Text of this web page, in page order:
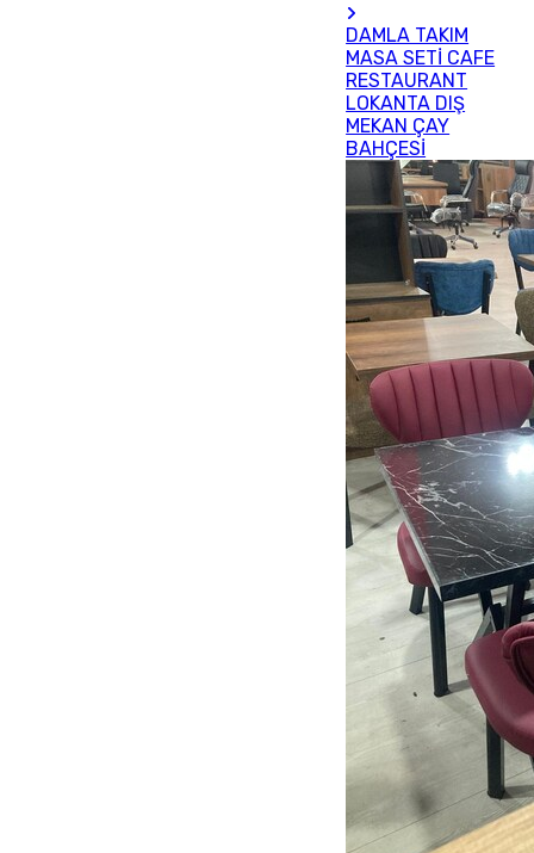
DAMLA TAKIM
MASA SETİ CAFE
RESTAURANT
LOKANTA DIŞ
MEKAN ÇAY
BAHÇESİ